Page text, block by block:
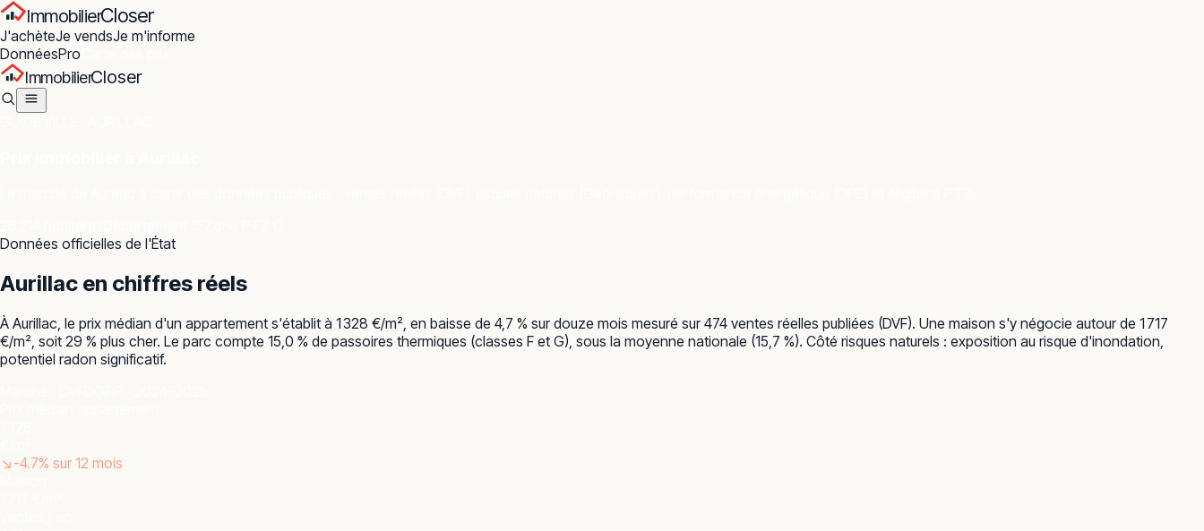
ImmobilierCloser
J'achèteJe vendsJe m'informe
DonnéesPro
ImmobilierCloser
Données officielles de l'État
Aurillac en chiffres réels
À Aurillac, le prix médian d'un appartement s'établit à 1 328 €/m², en baisse de 4,7 % sur douze mois mesuré sur 474 ventes réelles publiées (DVF). Une maison s'y négocie autour de 1 717
€/m², soit 29 % plus cher. Le parc compte 15,0 % de passoires thermiques (classes F et G), sous la moyenne nationale (15,7 %). Côté risques naturels : exposition au risque d'inondation,
potentiel radon significatif.
↘ -4.7% sur 12 mois